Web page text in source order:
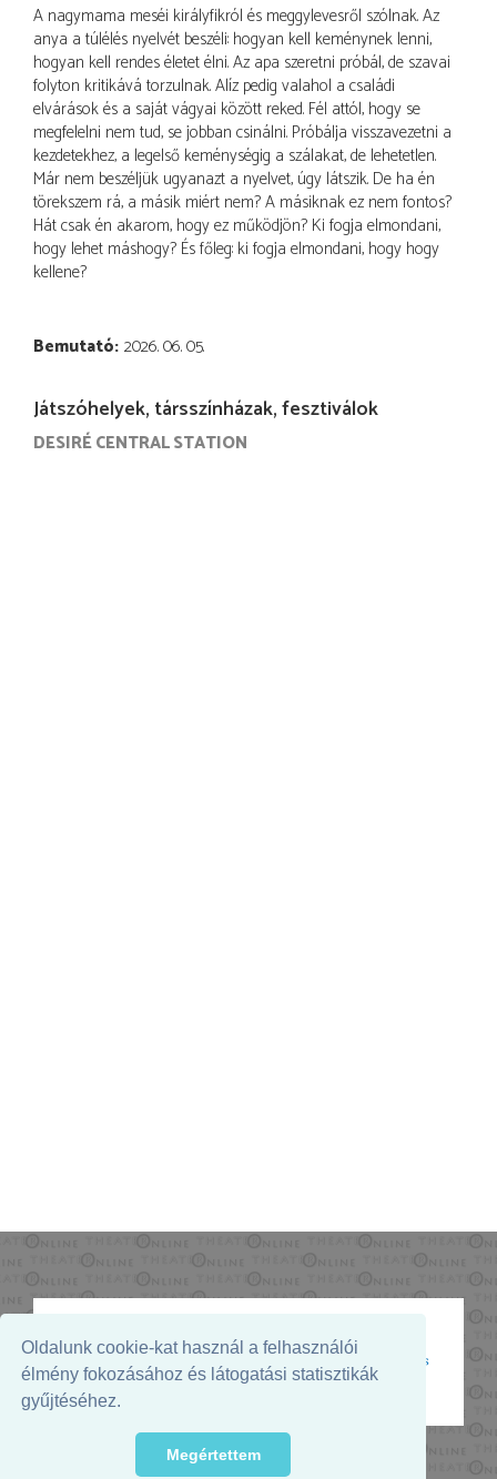
Oldalunk cookie-kat használ a felhasználói
élmény fokozásához és látogatási statisztikák
gyűjtéséhez.
Megértettem
A nagymama meséi királyfikról és meggylevesről szólnak. Az
anya a túlélés nyelvét beszéli: hogyan kell keménynek lenni,
hogyan kell rendes életet élni. Az apa szeretni próbál, de szavai
folyton kritikává torzulnak. Alíz pedig valahol a családi
elvárások és a saját vágyai között reked. Fél attól, hogy se
megfelelni nem tud, se jobban csinálni. Próbálja visszavezetni a
kezdetekhez, a legelső keménységig a szálakat, de lehetetlen.
Már nem beszéljük ugyanazt a nyelvet, úgy látszik. De ha én
törekszem rá, a másik miért nem? A másiknak ez nem fontos?
Hát csak én akarom, hogy ez működjön? Ki fogja elmondani,
hogy lehet máshogy? És főleg: ki fogja elmondani, hogy hogy
kellene?
Bemutató 2026. 06. 05.
Játszóhelyek, társszínházak, fesztiválok
DESIRÉ CENTRAL STATION
Az oldal megjelenését támogatja:
© 2026. - THEATER Online -theater.hu